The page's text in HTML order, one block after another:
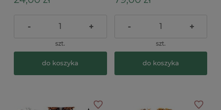
- +
szt.
do koszyka
- +
szt.
do koszyka